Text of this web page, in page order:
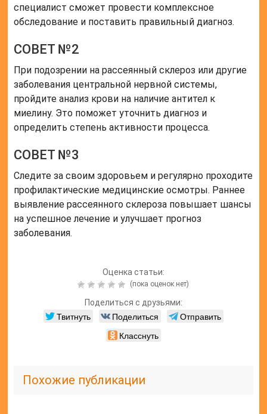
специалист сможет провести комплексное
обследование и поставить правильный диагноз.
СОВЕТ №2
При подозрении на рассеянный склероз или другие
заболевания центральной нервной системы,
пройдите анализ крови на наличие антител к
миелину. Это поможет уточнить диагноз и
определить степень активности процесса.
СОВЕТ №3
Следите за своим здоровьем и регулярно проходите
профилактические медицинские осмотры. Раннее
выявление рассеянного склероза повышает шансы
на успешное лечение и улучшает прогноз
заболевания.
Оценка статьи:
(пока оценок нет)
Поделиться с друзьями:
Твитнуть Поделиться
Отправить
Класснуть
Похожие публикации